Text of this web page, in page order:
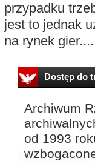
przypadku
jest to jednak
na rynek gier....
Dostęp do
Archiwum
od 1993